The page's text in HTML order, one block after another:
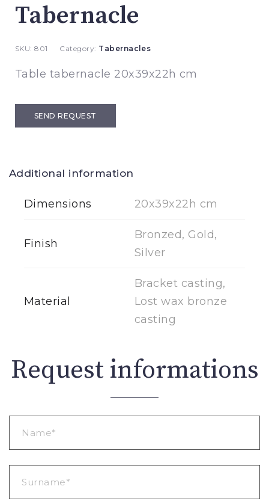
Tabernacle
SKU:801 Category: Tabernacles
Table tabernacle 20x39x22h cm
SEND REQUEST
Additional information
Dimensions 20x39x22h cm
Finish
Bronzed, Gold,
Silver
Material
Bracket casting,
Lost wax bronze
casting
Request informations